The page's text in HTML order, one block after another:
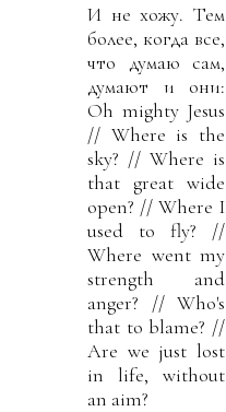
И не хожу. Тем
более, когда все,
что думаю сам,
думают и они:
Oh mighty Jesus
// Where is the
sky? // Where is
that great wide
open? // Where I
used to fly? //
Where went my
strength and
anger? // Who's
that to blame? //
Are we just lost
in life, without
an aim?